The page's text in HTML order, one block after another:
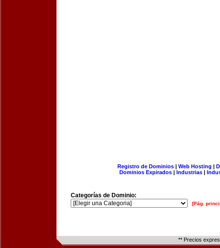
Registro de Dominios| Web Hosting |
Dominios Expirados | Industrias |
Categorías de Dominio:
[Pág.
** Precios